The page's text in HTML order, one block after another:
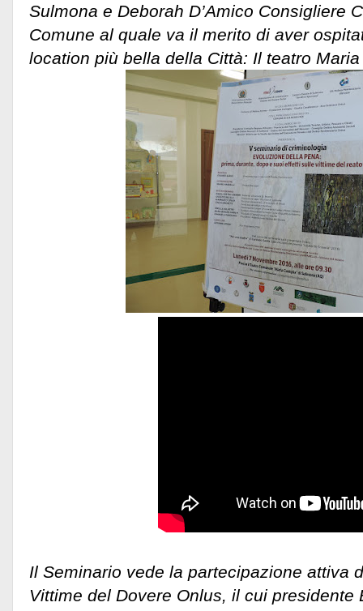
Sulmona e Deborah D’Amico Consigliere
Comune al quale va il merito di aver
location più bella della Città: Il teatro
Il Seminario vede la partecipazione attiva
Vittime del Dovere Onlus, il cui presidente